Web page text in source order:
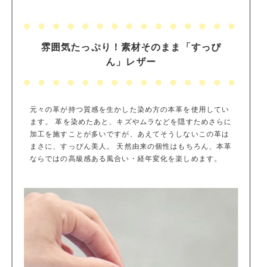
雰囲気たっぷり！素材そのまま「すっぴ
ん」レザー
元々の革が持つ質感を生かした染め方の本革を使用してい
ます。 革を染めたあと、キズやムラなどを隠すためさらに
加工を施すことが多いですが、あえてそうしないこの革は
まさに、すっぴん美人。 天然由来の個性はもちろん、本革
ならではの高級感ある風合い・経年変化を楽しめます。